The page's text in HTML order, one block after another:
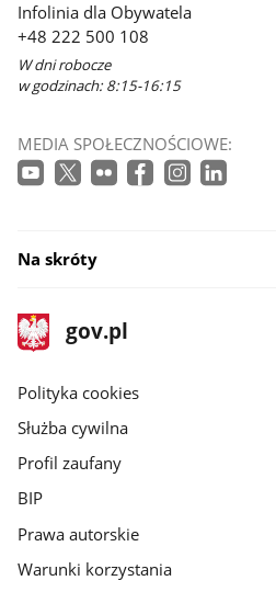
Infolinia dla Obywatela
+48 222 500 108
W dni robocze
w godzinach: 8:15-16:15
MEDIA SPOŁECZNOŚCIOWE:
Na skróty
stopka
gov.pl
Strona
gov.pl
gov.pl
Polityka cookies
Służba cywilna
Profil zaufany
BIP
Prawa autorskie
Warunki korzystania